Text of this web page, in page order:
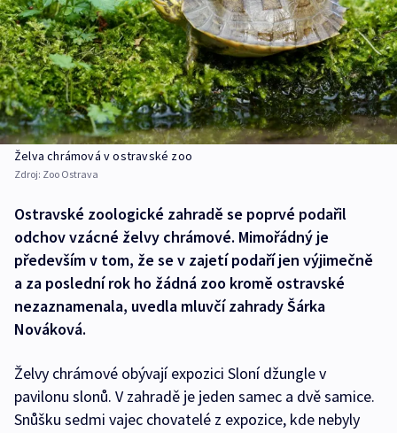
Želva chrámová v ostravské zoo
Zdroj: Zoo Ostrava
Ostravské zoologické zahradě se poprvé podařil
odchov vzácné želvy chrámové. Mimořádný je
především v tom, že se v zajetí podaří jen výjimečně
a za poslední rok ho žádná zoo kromě ostravské
nezaznamenala, uvedla mluvčí zahrady Šárka
Nováková.
Želvy chrámové obývají expozici Sloní džungle v
pavilonu slonů. V zahradě je jeden samec a dvě samice.
Snůšku sedmi vajec chovatelé z expozice, kde nebyly